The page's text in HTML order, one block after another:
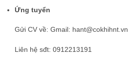
Ứng tuyển
Gửi CV về: Gmail: hant@cokhihnt.vn
Liên hệ sđt: 0912213191